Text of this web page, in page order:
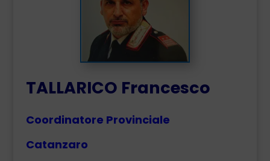
TALLARICO Francesco
Coordinatore Provinciale
Catanzaro